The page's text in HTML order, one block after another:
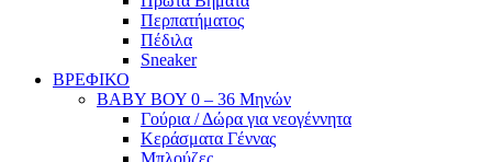
Περπατήματος
Πέδιλα
Sneaker
ΒΡΕΦΙΚΟ
ΒΑΒΥ ΒΟΥ 0 – 36 Μηνών
Γούρια / Δώρα για νεογέννητα
Κεράσματα Γέννας